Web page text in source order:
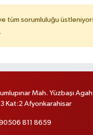
tüm sorumluluğu
Mah. Yüzbaşı
Kat:2 Afyonkarahisar
811 8659